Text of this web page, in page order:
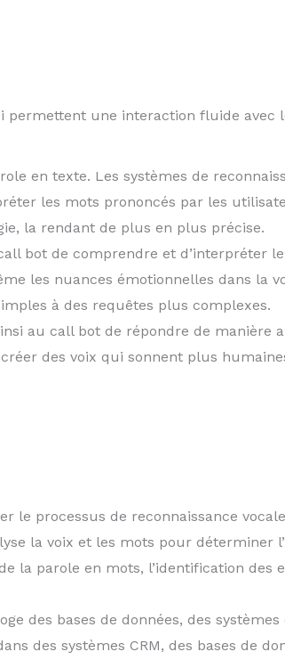
permettent une interaction fluide avec
en texte. Les systèmes de
les mots prononcés par les
la rendant de plus en plus précise.
bot de comprendre et d’interpréter
les nuances émotionnelles dans la
à des requêtes plus complexes.
au call bot de répondre de manière
des voix qui sonnent plus
le processus de reconnaissance
la voix et les mots pour déterminer
la parole en mots, l’identification des
des bases de données, des systèmes
des systèmes CRM, des bases de